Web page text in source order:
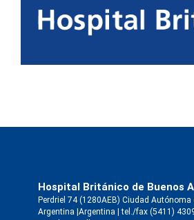
Hospital Británico de Buenos
Perdriel 74 (1280AEB) Ciudad Autónoma
Argentina |Argentina | tel./fax (5411) 4309